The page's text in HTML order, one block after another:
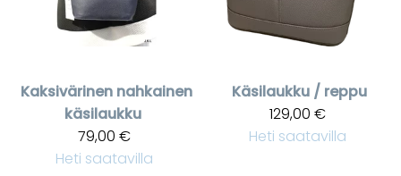
Kaksivärinen nahkainen
käsilaukku
79,00 €
Heti saatavilla
Käsilaukku / reppu
129,00 €
Heti saatavilla